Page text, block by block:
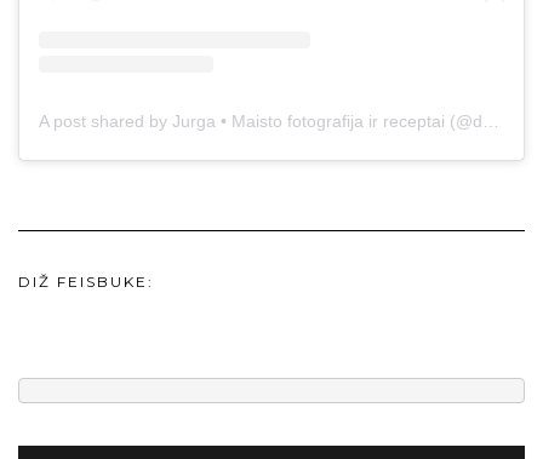
A post shared by Jurga • Maisto fotografija ir receptai (@duonos.ir.zaidimu)
DIŽ FEISBUKE: